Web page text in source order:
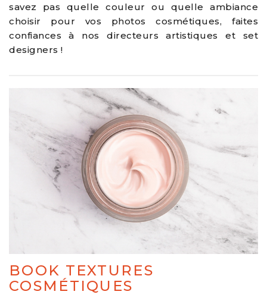
savez pas quelle couleur ou quelle ambiance
choisir pour vos photos cosmétiques, faites
confiances à nos directeurs artistiques et set
designers !
BOOK TEXTURES
COSMÉTIQUES